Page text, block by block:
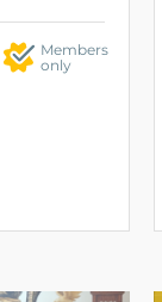
Members
only